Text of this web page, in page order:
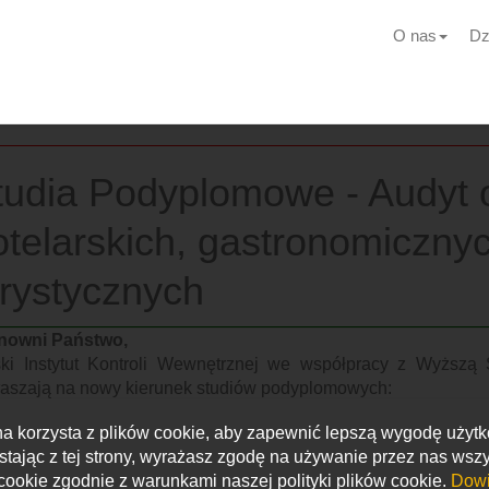
O nas
Podyplomowe - Audyt
Państwo,
Instytut Kontroli Wewnętrznej we współpracy z
na nowy kierunek studiów podyplomowych:
obiektów hotelarskich, gastronomicznych i
studiów
i członkowie zarządów przedsiębiorstw
turystyczne oraz osoby zatrudnione przez
korzysta z plików cookie, aby zapewnić lepszą wygodę
z tej strony, wyrażasz zgodę na używanie przez nas
zgodnie z warunkami naszej polityki plików cookie.